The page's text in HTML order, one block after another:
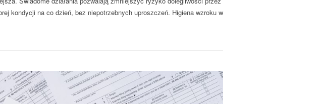
kondycji na co dzień, bez niepotrzebnych uproszczeń. Higiena wzroku w